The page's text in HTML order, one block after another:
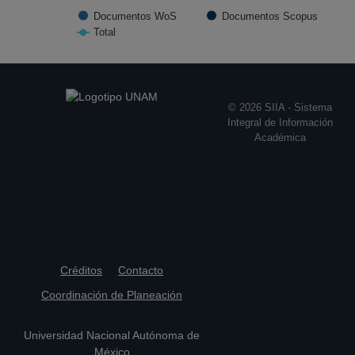
(2020)
TRANSACTIONS OF THE AMERICAN
Documentos WoS
Documentos Scopus
Total
End of interactive chart.
Créditos
Contacto
Coordinación de Planeación
Universidad Nacional Autónoma de
México
© 2026 SIIA - Sistema
Integral de Información
Académica